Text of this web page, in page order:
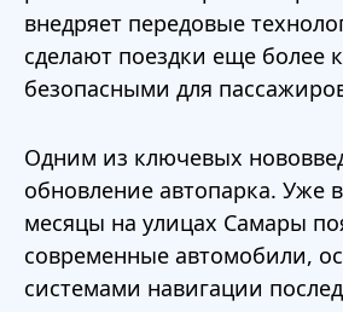
внедряет передовые
сделают поездки еще более
безопасными для
Одним из ключевых
обновление автопарка. Уже
месяцы на улицах Самары
современные автомобили,
системами навигации